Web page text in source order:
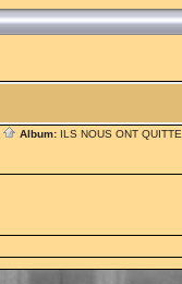
Album: ILS NOUS ONT QUITTE